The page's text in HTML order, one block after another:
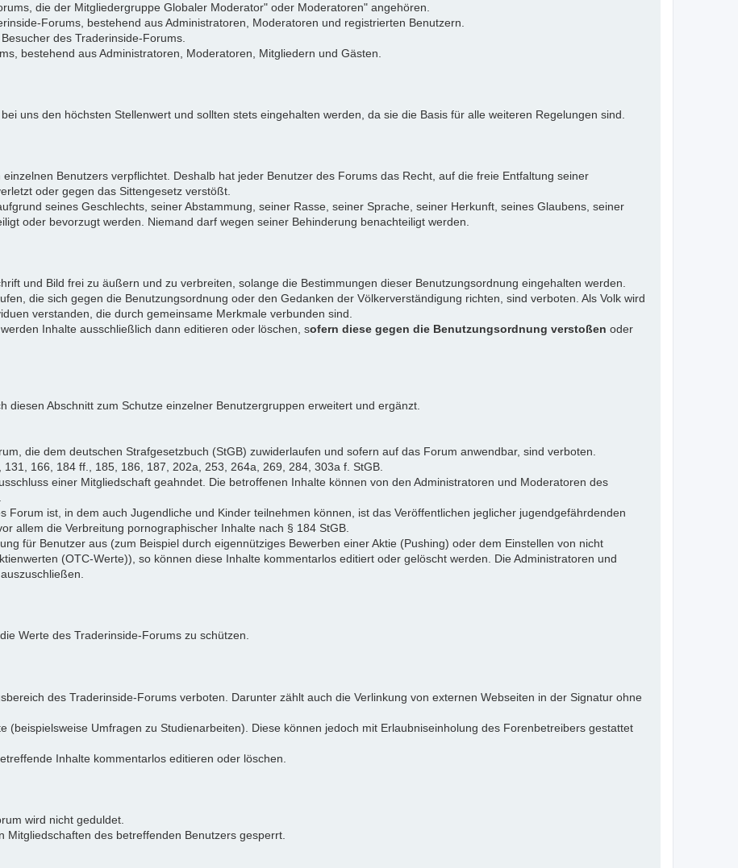
die der Mitgliedergruppe Globaler Moderator" oder Moderatoren" angehören.
Forums, bestehend aus Administratoren, Moderatoren und registrierten Benutzern.
des Traderinside-Forums.
bestehend aus Administratoren, Moderatoren, Mitgliedern und Gästen.
uns den höchsten Stellenwert und sollten stets eingehalten werden, da sie die Basis für alle weiteren Regelungen sind.
Benutzers verpflichtet. Deshalb hat jeder Benutzer des Forums das Recht, auf die freie Entfaltung seiner
oder gegen das Sittengesetz verstößt.
seines Geschlechts, seiner Abstammung, seiner Rasse, seiner Sprache, seiner Herkunft, seines Glaubens, seiner
oder bevorzugt werden. Niemand darf wegen seiner Behinderung benachteiligt werden.
und Bild frei zu äußern und zu verbreiten, solange die Bestimmungen dieser Benutzungsordnung eingehalten werden.
die sich gegen die Benutzungsordnung oder den Gedanken der Völkerverständigung richten, sind verboten. Als Volk wird
verstanden, die durch gemeinsame Merkmale verbunden sind.
Inhalte ausschließlich dann editieren oder löschen, sofern diese gegen die Benutzungsordnung verstoßen oder
diesen Abschnitt zum Schutze einzelner Benutzergruppen erweitert und ergänzt.
die dem deutschen Strafgesetzbuch (StGB) zuwiderlaufen und sofern auf das Forum anwendbar, sind verboten.
166, 184 ff., 185, 186, 187, 202a, 253, 264a, 269, 284, 303a f. StGB.
einer Mitgliedschaft geahndet. Die betroffenen Inhalte können von den Administratoren und Moderatoren des
Forum ist, in dem auch Jugendliche und Kinder teilnehmen können, ist das Veröffentlichen jeglicher jugendgefährdenden
allem die Verbreitung pornographischer Inhalte nach § 184 StGB.
für Benutzer aus (zum Beispiel durch eigennütziges Bewerben einer Aktie (Pushing) oder dem Einstellen von nicht
(OTC-Werte)), so können diese Inhalte kommentarlos editiert oder gelöscht werden. Die Administratoren und
Werte des Traderinside-Forums zu schützen.
des Traderinside-Forums verboten. Darunter zählt auch die Verlinkung von externen Webseiten in der Signatur ohne
(beispielsweise Umfragen zu Studienarbeiten). Diese können jedoch mit Erlaubniseinholung des Forenbetreibers gestattet
Inhalte kommentarlos editieren oder löschen.
wird nicht geduldet.
des betreffenden Benutzers gesperrt.